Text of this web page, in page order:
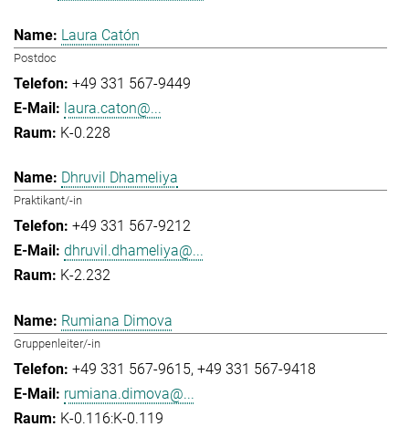
Laura Catón
Postdoc
+49 331 567-9449
laura.caton@...
K-0.228
Dhruvil Dhameliya
Praktikant/-in
+49 331 567-9212
dhruvil.dhameliya@...
K-2.232
Rumiana Dimova
Gruppenleiter/-in
+49 331 567-9615 +49 331 567-9418
rumiana.dimova@...
K-0.116:K-0.119